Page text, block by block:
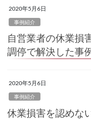
2020年5月6日
事例紹介
自営業者の休業損
調停で解決した事
2020年5月6日
事例紹介
休業損害を認めな